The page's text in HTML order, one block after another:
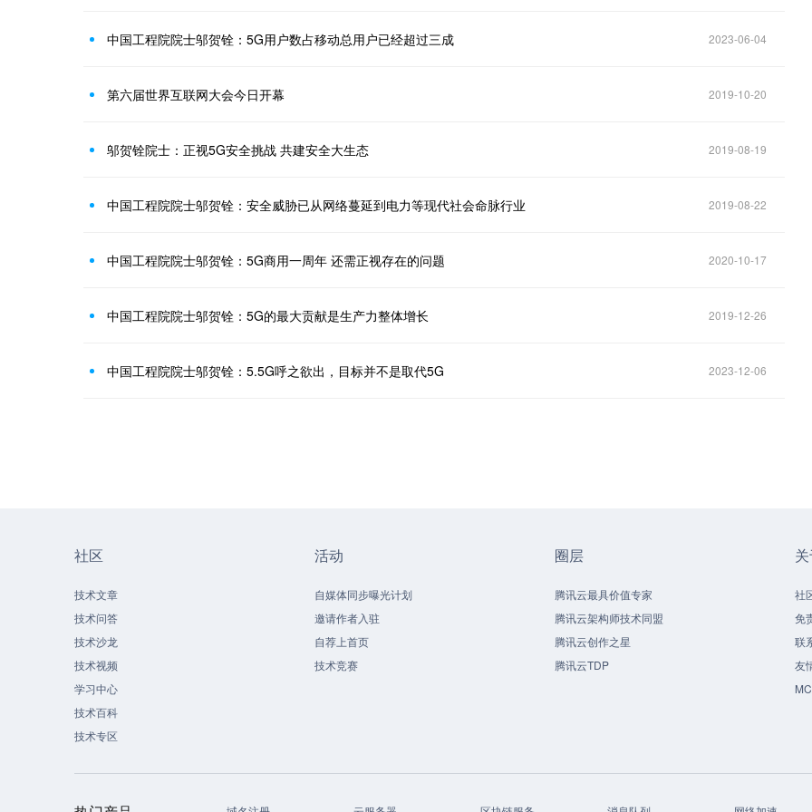
中国工程院院士邬贺铨：5G用户数占移动总用户已经超过三成 2023-06-04
第六届世界互联网大会今日开幕 2019-10-20
邬贺铨院士：正视5G安全挑战 共建安全大生态 2019-08-19
中国工程院院士邬贺铨：安全威胁已从网络蔓延到电力等现代社会命脉行业 2019-08-22
中国工程院院士邬贺铨：5G商用一周年 还需正视存在的问题 2020-10-17
中国工程院院士邬贺铨：5G的最大贡献是生产力整体增长 2019-12-26
中国工程院院士邬贺铨：5.5G呼之欲出，目标并不是取代5G 2023-12-06
社区
技术文章
技术问答
技术沙龙
技术视频
学习中心
技术百科
技术专区
活动
自媒体同步曝光计划
邀请作者入驻
自荐上首页
技术竞赛
圈层
腾讯云最具价值专家
腾讯云架构师技术同盟
腾讯云创作之星
腾讯云TDP
社
免
联
友